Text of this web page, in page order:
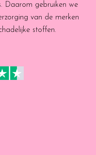
Daarom gebruiken we
van de merken
stoffen.